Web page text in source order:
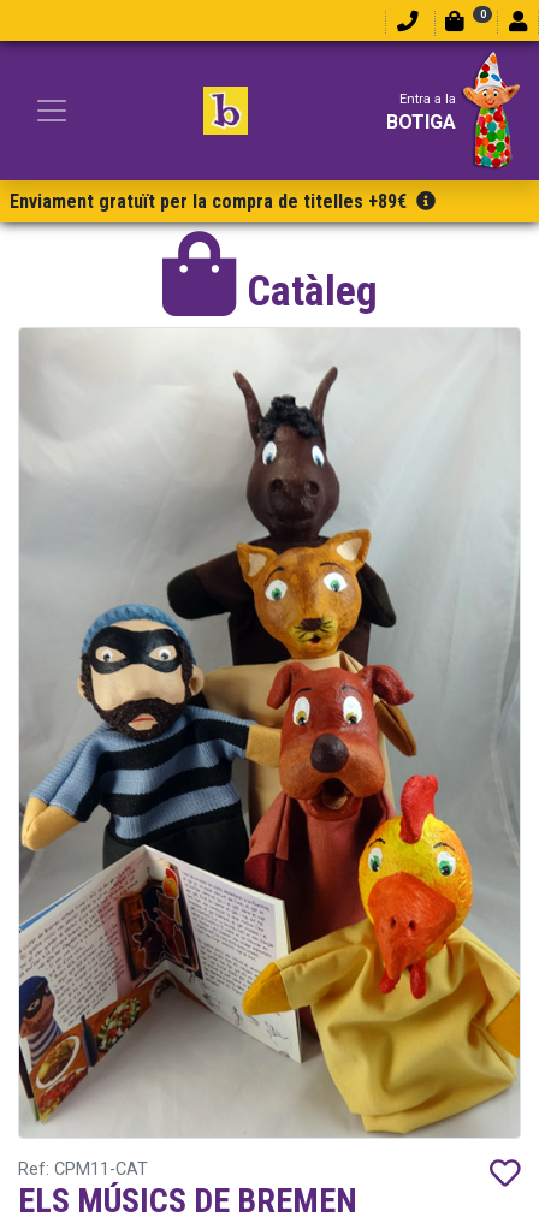
0
Entra a la
BOTIGA
Enviament gratuït per la compra de titelles +89€
Catàleg
Ref: CPM11-CAT
ELS MÚSICS DE BREMEN